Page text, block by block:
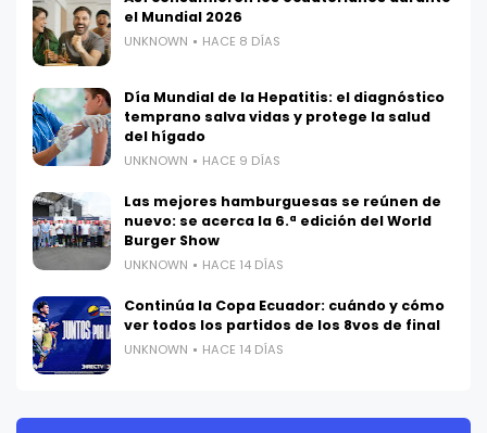
el Mundial 2026
UNKNOWN HACE 8 DÍAS
Día Mundial de la Hepatitis: el diagnóstico
temprano salva vidas y protege la salud
del hígado
UNKNOWN HACE 9 DÍAS
Las mejores hamburguesas se reúnen de
nuevo: se acerca la 6.ª edición del World
Burger Show
UNKNOWN HACE 14 DÍAS
Continúa la Copa Ecuador: cuándo y cómo
ver todos los partidos de los 8vos de final
UNKNOWN HACE 14 DÍAS